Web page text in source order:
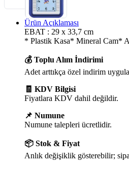
Ürün Açıklaması
EBAT : 29 x 33,7 cm
* Plastik Kasa* Mineral Cam*
💰 Toplu Alım İndirimi
Adet arttıkça özel indirim
🧾 KDV Bilgisi
Fiyatlara KDV dahil değildir.
📌 Numune
Numune talepleri ücretlidir.
📦 Stok & Fiyat
Anlık değişiklik gösterebilir;